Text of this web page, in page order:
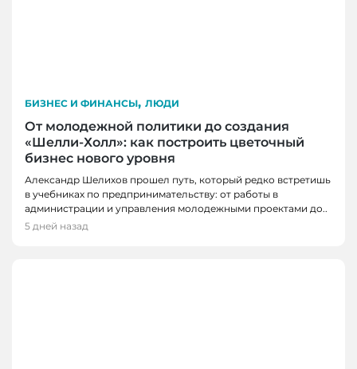
БИЗНЕС И ФИНАНСЫ, ЛЮДИ
От молодежной политики до создания
«Шелли-Холл»: как построить цветочный
бизнес нового уровня
Александр Шелихов прошел путь, который редко встретишь
в учебниках по предпринимательству: от работы в
администрации и управления молодежными проектами до..
5 дней назад